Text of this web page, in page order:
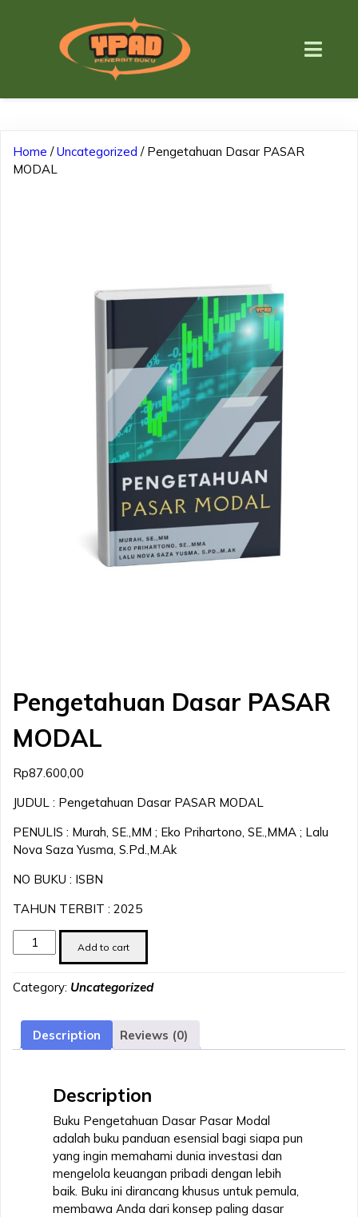
Home /Uncategorized / Pengetahuan Dasar PASAR
MODAL
Pengetahuan Dasar PASAR
MODAL
Rp87.600,00
JUDUL : Pengetahuan Dasar PASAR MODAL
PENULIS : Murah, SE.,MM ; Eko Prihartono, SE.,MMA ; Lalu
Nova Saza Yusma, S.Pd.,M.Ak
NO BUKU : ISBN
TAHUN TERBIT : 2025
Pengetahuan
Dasar
MODAL
Add to cart
Category: Uncategorized
Description Reviews (0)
Description
Buku Pengetahuan Dasar Pasar Modal
adalah buku panduan esensial bagi siapa pun
yang ingin memahami dunia investasi dan
mengelola keuangan pribadi dengan lebih
baik. Buku ini dirancang khusus untuk pemula,
membawa Anda dari konsep paling dasar